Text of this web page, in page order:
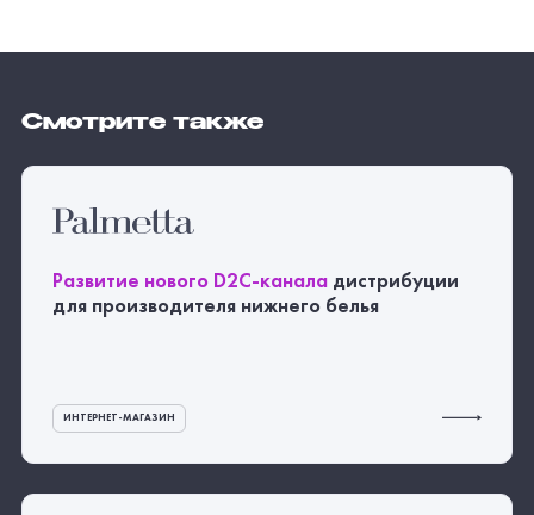
Смотрите также
Развитие нового D2C-канала дистрибуции
для производителя нижнего белья
ИНТЕРНЕТ-МАГАЗИН